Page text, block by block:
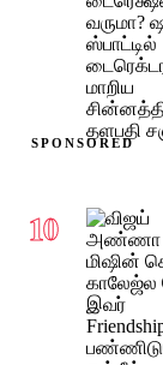
SPONSORED
10